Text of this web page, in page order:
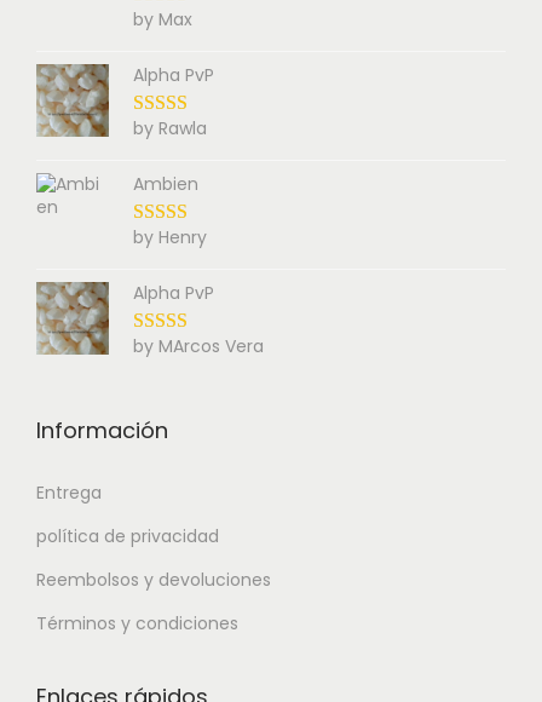
by Max
Alpha PvP
by Rawla
Ambien
by Henry
Alpha PvP
by MArcos Vera
Información
Entrega
política de privacidad
Reembolsos y devoluciones
Términos y condiciones